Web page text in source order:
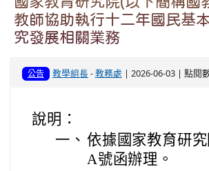
教師協助執行十二年國民基
究發展相關業務
公告 教學組長-教務處 | 2026-06-03 | 點閱
說明：
一、 依據國家教育研
A號函辦理。